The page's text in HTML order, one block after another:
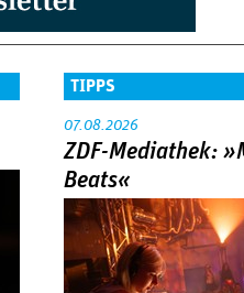
TIPPS
07.08.2026
ZDF-Mediathek:
Beats«